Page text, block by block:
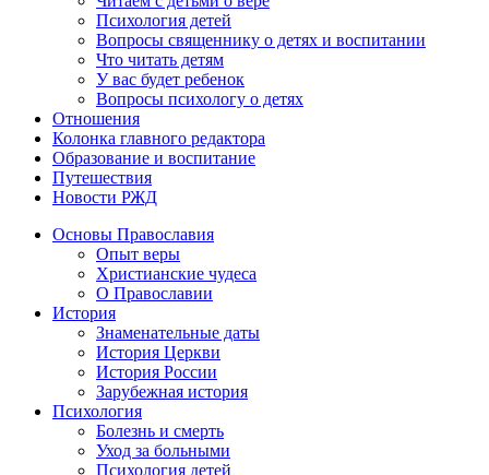
Психология детей
Вопросы священнику о детях и воспитании
Что читать детям
У вас будет ребенок
Вопросы психологу о детях
Отношения
Колонка главного редактора
Образование и воспитание
Путешествия
Новости РЖД
Основы Православия
Опыт веры
Христианские чудеса
О Православии
История
Знаменательные даты
История Церкви
История России
Зарубежная история
Психология
Болезнь и смерть
Уход за больными
Психология детей